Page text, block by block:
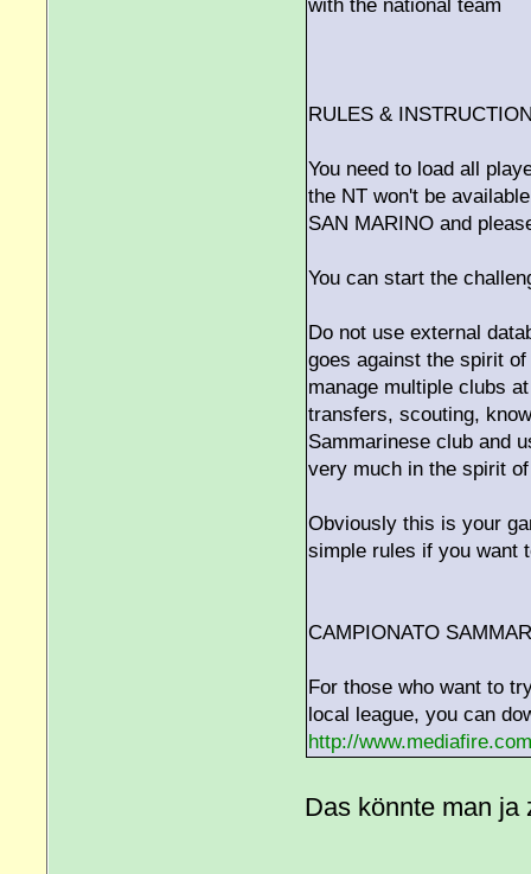
with the national team
RULES &
You need to load all
the NT won't be
SAN MARINO and
You can start the
Do not use external
goes against the spirit
manage multiple clubs
transfers, scouting,
Sammarinese club and
very much in the spirit
Obviously this is your
simple rules if you want
CAMPIONATO
For those who want to
local league, you can
http://
Das könnte man ja